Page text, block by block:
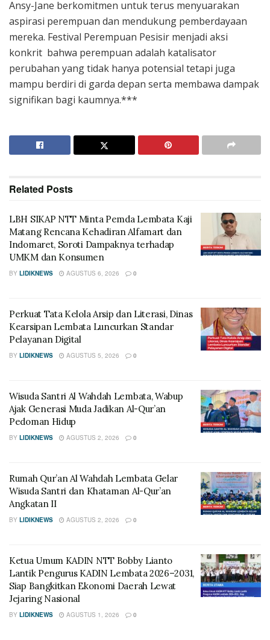
Ansy-Jane berkomitmen untuk terus menyuarakan
aspirasi perempuan dan mendukung pemberdayaan
mereka. Festival Perempuan Pesisir menjadi aksi
konkrit bahwa perempuan adalah katalisator
perubahan yang tidak hanya potensial tetapi juga
mampu berdiri di garda depan serta membawa dampak
signifikan bagi kaumnya.***
Related Posts
LBH SIKAP NTT Minta Pemda Lembata Kaji
Matang Rencana Kehadiran Alfamart dan
Indomaret, Soroti Dampaknya terhadap
UMKM dan Konsumen
BY LIDIKNEWS AGUSTUS 6, 2026 0
Perkuat Tata Kelola Arsip dan Literasi, Dinas
Kearsipan Lembata Luncurkan Standar
Pelayanan Digital
BY LIDIKNEWS AGUSTUS 5, 2026 0
Wisuda Santri Al Wahdah Lembata, Wabup
Ajak Generasi Muda Jadikan Al-Qur’an
Pedoman Hidup
BY LIDIKNEWS AGUSTUS 2, 2026 0
Rumah Qur’an Al Wahdah Lembata Gelar
Wisuda Santri dan Khataman Al-Qur’an
Angkatan II
BY LIDIKNEWS AGUSTUS 2, 2026 0
Ketua Umum KADIN NTT Bobby Lianto
Lantik Pengurus KADIN Lembata 2026–2031,
Siap Bangkitkan Ekonomi Daerah Lewat
Jejaring Nasional
BY LIDIKNEWS AGUSTUS 1, 2026 0